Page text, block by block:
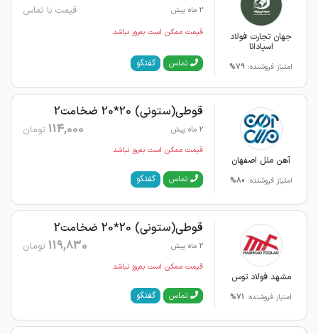
جهان تجارت فولاد
اسپادانا
امتیاز فروشنده: 79%
2 ماه پیش قیمت با تماس
قیمت ممکن است به‌روز نباشد
تماس گفتگو
آهن ملل اصفهان
امتیاز فروشنده: 80%
قوطی(ستونی) 20*20 ضخامت2
2 ماه پیش 114,000 تومان
قیمت ممکن است به‌روز نباشد
تماس گفتگو
مشهد فولاد توس
امتیاز فروشنده: 71%
قوطی(ستونی) 20*20 ضخامت2
2 ماه پیش 119,830 تومان
قیمت ممکن است به‌روز نباشد
تماس گفتگو